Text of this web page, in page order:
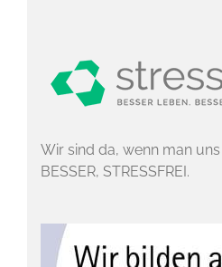
Wir sind da, wenn man
BESSER, STRESSFREI.